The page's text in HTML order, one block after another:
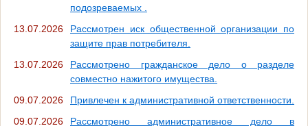
подозреваемых .
13.07.2026
Рассмотрен иск общественной организации по
защите прав потребителя.
13.07.2026
Рассмотрено гражданское дело о разделе
совместно нажитого имущества.
09.07.2026
Привлечен к административной ответственности.
09.07.2026
Рассмотрено административное дело в